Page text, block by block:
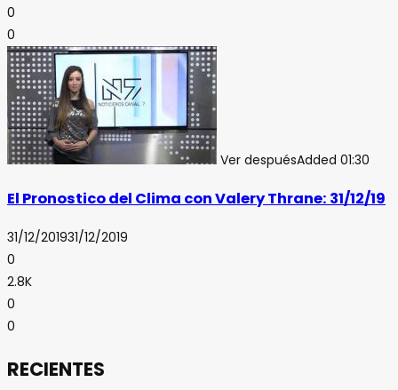
0
0
Ver despuésAdded 01:30
El Pronostico del Clima con Valery Thrane: 31/12/19
31/12/201931/12/2019
0
2.8K
0
0
RECIENTES